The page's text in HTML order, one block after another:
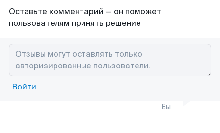
Оставьте комментарий — он поможет
пользователям принять решение
Войти
Вы